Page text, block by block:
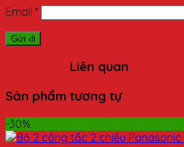
Email *
Liên quan
Sản phẩm tương tự
-30%